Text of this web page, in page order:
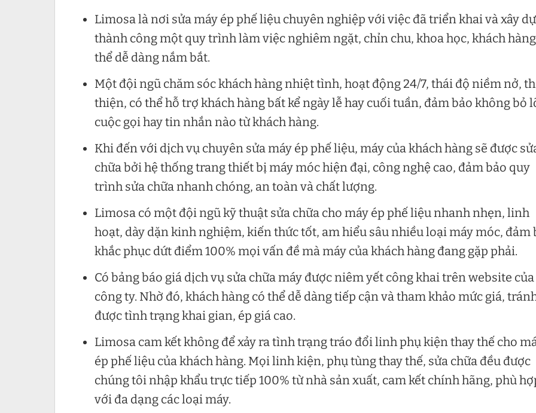
Limosa là nơi sửa máy ép phế liệu chuyên nghiệp với việc đã triển khai và xây
thành công một quy trình làm việc nghiêm ngặt, chỉn chu, khoa học, khách
thể dễ dàng nắm bắt.
Một đội ngũ chăm sóc khách hàng nhiệt tình, hoạt động 24/7, thái độ niềm nở,
thiện, có thể hỗ trợ khách hàng bất kể ngày lễ hay cuối tuần, đảm bảo không bỏ
cuộc gọi hay tin nhắn nào từ khách hàng.
Khi đến với dịch vụ chuyên sửa máy ép phế liệu, máy của khách hàng sẽ được
chữa bởi hệ thống trang thiết bị máy móc hiện đại, công nghệ cao, đảm bảo quy
trình sửa chữa nhanh chóng, an toàn và chất lượng.
Limosa có một đội ngũ kỹ thuật sửa chữa cho máy ép phế liệu nhanh nhẹn, linh
hoạt, dày dặn kinh nghiệm, kiến thức tốt, am hiểu sâu nhiều loại máy móc, đảm
khắc phục dứt điểm 100% mọi vấn đề mà máy của khách hàng đang gặp phải.
Có bảng báo giá dịch vụ sửa chữa máy được niêm yết công khai trên website của
công ty. Nhờ đó, khách hàng có thể dễ dàng tiếp cận và tham khảo mức giá,
được tình trạng khai gian, ép giá cao.
Limosa cam kết không để xảy ra tình trạng tráo đổi linh phụ kiện thay thế cho
ép phế liệu của khách hàng. Mọi linh kiện, phụ tùng thay thế, sửa chữa đều được
chúng tôi nhập khẩu trực tiếp 100% từ nhà sản xuất, cam kết chính hãng, phù
với đa dạng các loại máy.